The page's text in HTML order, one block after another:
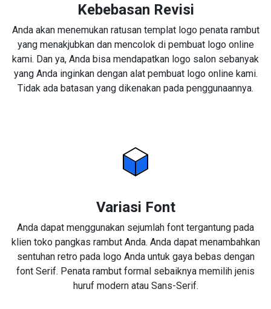
Kebebasan Revisi
Anda akan menemukan ratusan templat logo penata rambut
yang menakjubkan dan mencolok di pembuat logo online
kami. Dan ya, Anda bisa mendapatkan logo salon sebanyak
yang Anda inginkan dengan alat pembuat logo online kami.
Tidak ada batasan yang dikenakan pada penggunaannya.
Variasi Font
Anda dapat menggunakan sejumlah font tergantung pada
klien toko pangkas rambut Anda. Anda dapat menambahkan
sentuhan retro pada logo Anda untuk gaya bebas dengan
font Serif. Penata rambut formal sebaiknya memilih jenis
huruf modern atau Sans-Serif.